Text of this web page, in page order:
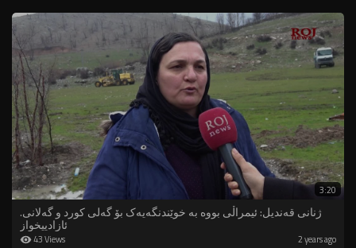
3:20
.⁣ژنانی قەندیل: ئیمراڵی بووە بە خوێندنگەیەک بۆ گەلی کورد و گەلانی
ئازادییخواز
43 Views 2 years ago